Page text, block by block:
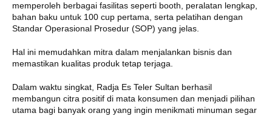
memperoleh berbagai fasilitas seperti booth, peralatan lengkap,
bahan baku untuk 100 cup pertama, serta pelatihan dengan
Standar Operasional Prosedur (SOP) yang jelas.
Hal ini memudahkan mitra dalam menjalankan bisnis dan
memastikan kualitas produk tetap terjaga.
Dalam waktu singkat, Radja Es Teler Sultan berhasil
membangun citra positif di mata konsumen dan menjadi pilihan
utama bagi banyak orang yang ingin menikmati minuman segar